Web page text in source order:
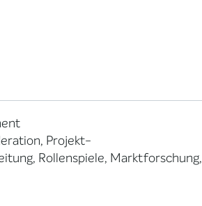
Projekt-
Rollenspiele, Marktforschung,